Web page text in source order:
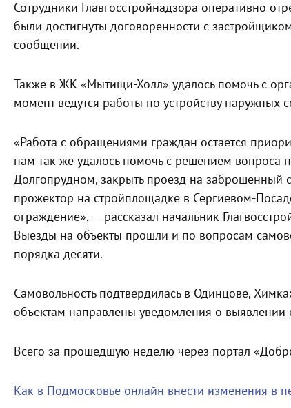
Сотрудники Главгосстройнадзора оперативно
были достигнуты договоренности с
сообщении.
Также в ЖК «Мытищи-Холл» удалось помочь с
момент ведутся работы по устройству наружных
«Работа с обращениями граждан остается
нам так же удалось помочь с решением вопроса
Долгопрудном, закрыть проезд на заброшенный
прожектор на стройплощадке в Сергиевом-
ограждение», — рассказал начальник
Выезды на объекты прошли и по вопросам
порядка десяти.
Самовольность подтвердилась в Одинцове,
объектам направлены уведомления о выявлении
Всего за прошедшую неделю через портал
Как в Подмосковье онлайн внести изменения в